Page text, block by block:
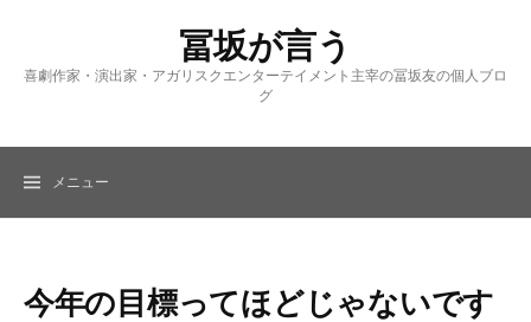
ッ
冨坂が言う
喜劇作家・演出家・アガリスクエンターテイメント主宰の冨坂友の個人ブロ
グ
メニュー
今年の目標ってほどじゃないです